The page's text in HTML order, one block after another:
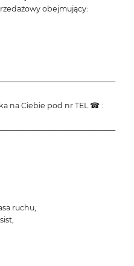
obejmujący:
na Ciebie pod nr TEL ☎ :
ruchu,